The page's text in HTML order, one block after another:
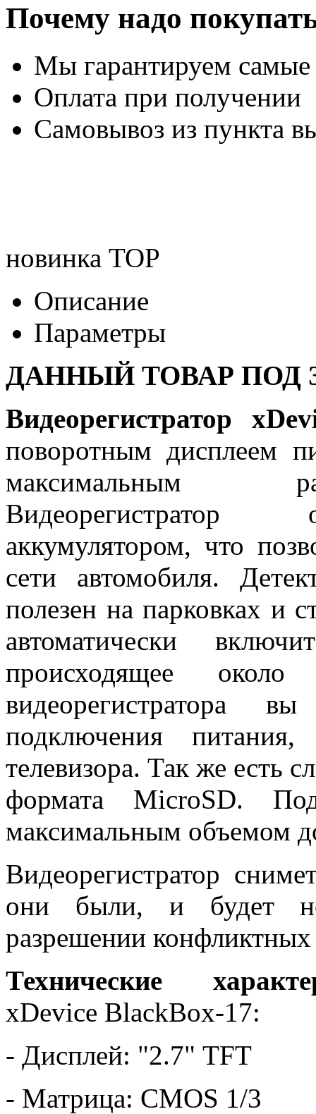
Почему надо
Мы гарантируем
Оплата при получении
Самовывоз из пункта
новинка TOP
Описание
Параметры
ДАННЫЙ ТОВАР ПОД
Видеорегистратор
поворотным дисплеем
максимальным
Видеорегистратор
аккумулятором, что
сети автомобиля.
полезен на парковках и
автоматически
происходящее
подключения
телевизора. Так же есть
формата MicroSD.
максимальным объемом
Видеорегистратор
они были, и будет
разрешении конфликтных
Технические
xDevice BlackBox-17:
- Дисплей: "2.7" TFT
- Матрица: CMOS 1/3